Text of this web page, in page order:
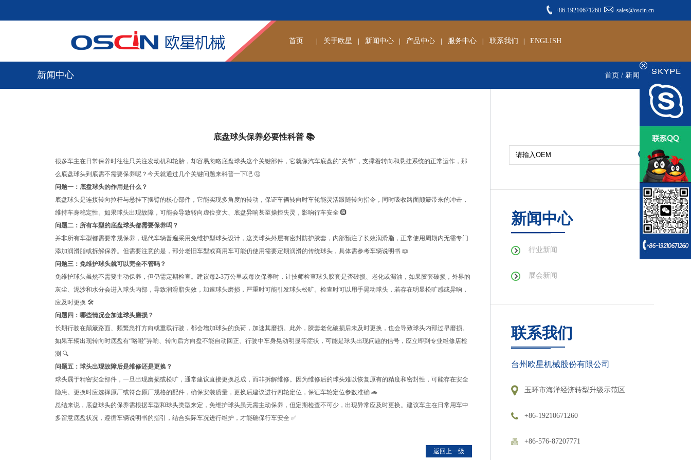
+86-19210671260 sales@oscin.cn
首页 关于欧星 新闻中心 产品中心 服务中心 联系我们 ENGLISH
新闻中心 首页 / 新闻详细
新闻中心
行业新闻
展会新闻
联系我们
台州欧星机械股份有限公司
玉环市海洋经济转型升级示范区
+86-19210671260
+86-576-87207771
底盘球头保养必要性科普 📚
很多车主在日常保养时往往只关注发动机和轮胎，却容易忽略底盘球头这个关键部件，它就像汽车底盘的“关节”，支撑着转向和悬挂系统的正常运作，那
么底盘球头到底需不需要保养呢？今天就通过几个关键问题来科普一下吧 🤔
问题一：底盘球头的作用是什么？
底盘球头是连接转向拉杆与悬挂下摆臂的核心部件，它能实现多角度的转动，保证车辆转向时车轮能灵活跟随转向指令，同时吸收路面颠簸带来的冲击，
维持车身稳定性。如果球头出现故障，可能会导致转向虚位变大、底盘异响甚至操控失灵，影响行车安全 🛞
问题二：所有车型的底盘球头都需要保养吗？
并非所有车型都需要常规保养，现代车辆普遍采用免维护型球头设计，这类球头外层有密封防护胶套，内部预注了长效润滑脂，正常使用周期内无需专门
添加润滑脂或拆解保养。但需要注意的是，部分老旧车型或商用车可能仍使用需要定期润滑的传统球头，具体需参考车辆说明书 📖
问题三：免维护球头就可以完全不管吗？
免维护球头虽然不需要主动保养，但仍需定期检查。建议每2-3万公里或每次保养时，让技师检查球头胶套是否破损、老化或漏油，如果胶套破损，外界的
灰尘、泥沙和水分会进入球头内部，导致润滑脂失效，加速球头磨损，严重时可能引发球头松旷。检查时可以用手晃动球头，若存在明显松旷感或异响，
应及时更换 🛠️
问题四：哪些情况会加速球头磨损？
长期行驶在颠簸路面、频繁急打方向或重载行驶，都会增加球头的负荷，加速其磨损。此外，胶套老化破损后未及时更换，也会导致球头内部过早磨损。
如果车辆出现转向时底盘有“咯噔”异响、转向后方向盘不能自动回正、行驶中车身晃动明显等症状，可能是球头出现问题的信号，应立即到专业维修店检
测 🔍
问题五：球头出现故障后是维修还是更换？
球头属于精密安全部件，一旦出现磨损或松旷，通常建议直接更换总成，而非拆解维修。因为维修后的球头难以恢复原有的精度和密封性，可能存在安全
隐患。更换时应选择原厂或符合原厂规格的配件，确保安装质量，更换后建议进行四轮定位，保证车轮定位参数准确 🚗
总结来说，底盘球头的保养需根据车型和球头类型来定，免维护球头虽无需主动保养，但定期检查不可少，出现异常应及时更换。建议车主在日常用车中
多留意底盘状况，遵循车辆说明书的指引，结合实际车况进行维护，才能确保行车安全 ✅
返回上一级